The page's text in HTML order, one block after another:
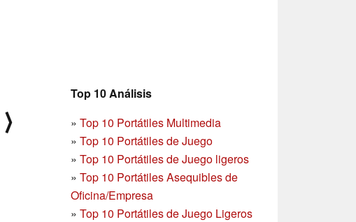
Top 10 Análisis
» Top 10 Portátiles Multimedia
» Top 10 Portátiles de Juego
» Top 10 Portátiles de Juego ligeros
» Top 10 Portátiles Asequibles de
Oficina/Empresa
» Top 10 Portátiles de Juego Ligeros
⟩